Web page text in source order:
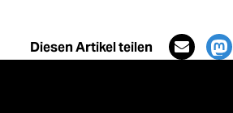
Diesen Artikel teilen